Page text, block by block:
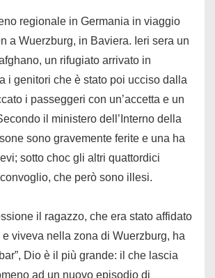
regionale in Germania in viaggio
a Wuerzburg, in Baviera. Ieri sera un
un rifugiato arrivato in
i genitori che è stato poi ucciso dalla
i passeggeri con un’accetta e un
il ministero dell’Interno della
sono gravemente ferite e una ha
sotto choc gli altri quattordici
che però sono illesi.
il ragazzo, che era stato affidato
viveva nella zona di Wuerzburg, ha
Dio è il più grande: il che lascia
ad un nuovo episodio di